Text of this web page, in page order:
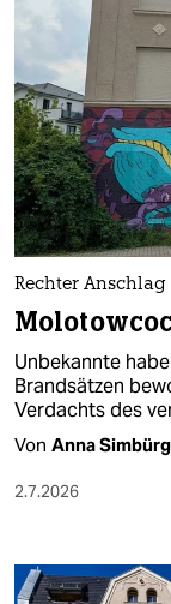
Rechter
Unbekannte
Brandsätzen
Verdachts des
Von Anna
2.7.2026